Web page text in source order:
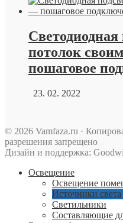
Светодиодная
потолок
пошаговое
23. 02. 2022
© 2026 Vamfaza.ru ·
разрешения запрещено
Дизайн и поддержка:
Освещение
Освещение
Источники света
Светильники
Составляющие